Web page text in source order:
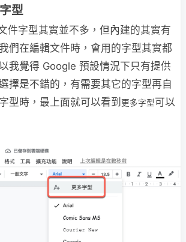
型
件字型其實並不多，但內建的其實有
們在編輯文件時，會用的字型其實都
我覺得 Google 預設情況下只有提供
擇是不錯的，有需要其它的字型再自
型時，最上面就可以看到 更多字型可以